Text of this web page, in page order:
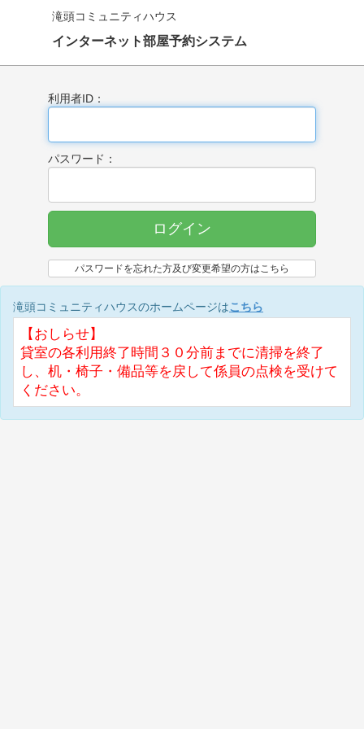
滝頭コミュニティハウス
インターネット部屋予約システム
利用者ID：
パスワード：
ログイン
パスワードを忘れた方及び変更希望の方はこちら
滝頭コミュニティハウスのホームページはこちら
【おしらせ】
貸室の各利用終了時間３０分前までに清掃を終了
し、机・椅子・備品等を戻して係員の点検を受けて
ください。